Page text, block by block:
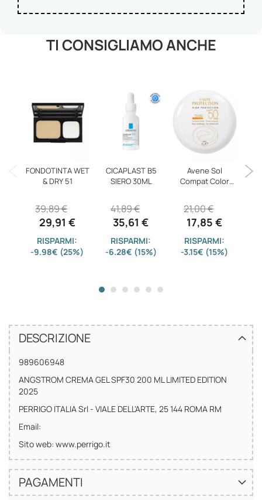
TI CONSIGLIAMO ANCHE
FONDOTINTA WET
& DRY 51
29,91 €
39,89 €
RISPARMI:
-9.98€ (25%)
CICAPLAST B5
SIERO 30ML
35,61 €
41,89 €
RISPARMI:
-6.28€ (15%)
Avene Sol
Compat Color
17,85 €
21,00 €
RISPARMI:
-3.15€ (15%)
DESCRIZIONE
989606948
ANGSTROM CREMA GEL SPF30 200 ML LIMITED EDITION
2025
PERRIGO ITALIA Srl - VIALE DELL'ARTE, 25 144 ROMA RM
Email:
Sito web: www.perrigo.it
PAGAMENTI